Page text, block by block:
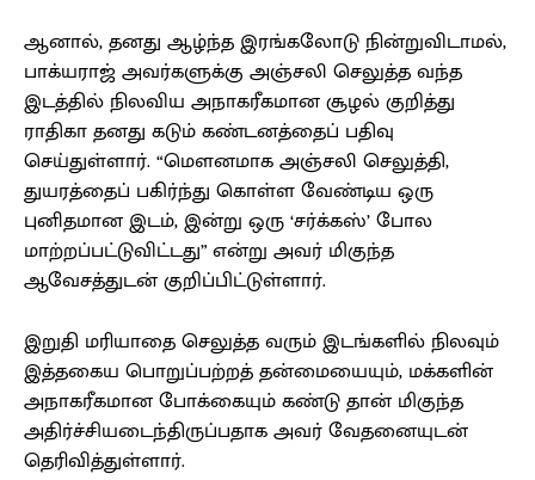
ஆனால், தனது ஆழ்ந்த இரங்கலோடு நின்றுவிடாமல்,
பாக்யராஜ் அவர்களுக்கு அஞ்சலி செலுத்த வந்த
இடத்தில் நிலவிய அநாகரீகமான சூழல் குறித்து
ராதிகா தனது கடும் கண்டனத்தைப் பதிவு
செய்துள்ளார். “மௌனமாக அஞ்சலி செலுத்தி,
துயரத்தைப் பகிர்ந்து கொள்ள வேண்டிய ஒரு
புனிதமான இடம், இன்று ஒரு ‘சர்க்கஸ்’ போல
மாற்றப்பட்டுவிட்டது” என்று அவர் மிகுந்த
ஆவேசத்துடன் குறிப்பிட்டுள்ளார்.
இறுதி மரியாதை செலுத்த வரும் இடங்களில் நிலவும்
இத்தகைய பொறுப்பற்றத் தன்மையையும், மக்களின்
அநாகரீகமான போக்கையும் கண்டு தான் மிகுந்த
அதிர்ச்சியடைந்திருப்பதாக அவர் வேதனையுடன்
தெரிவித்துள்ளார்.